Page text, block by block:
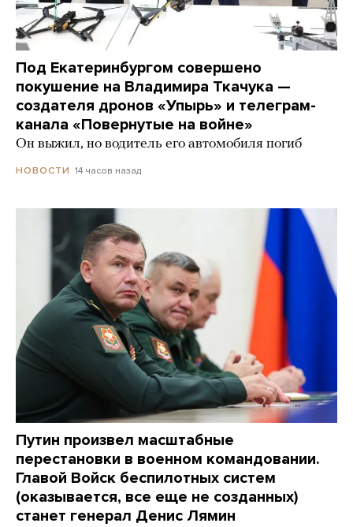
Под Екатеринбургом совершено
покушение на Владимира Ткачука —
создателя дронов «Упырь» и телеграм-
канала «Повернутые на войне»
Он выжил, но водитель его автомобиля погиб
НОВОСТИ 14 часов назад
Путин произвел масштабные
перестановки в военном командовании.
Главой Войск беспилотных систем
(оказывается, все еще не созданных)
станет генерал Денис Лямин